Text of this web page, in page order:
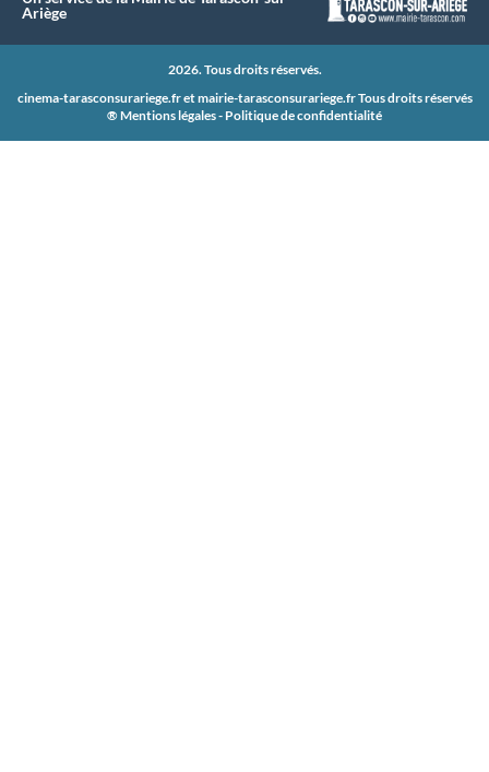
Ariège
2026. Tous droits réservés.
cinema-tarasconsurariege.fr etmairie-tarasconsurariege.frTous droits réservés
® Mentions légales- Politique de confidentialité